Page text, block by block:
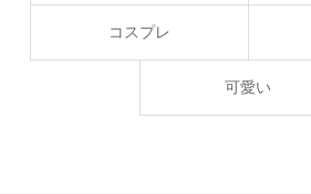
コスプレ
可愛い